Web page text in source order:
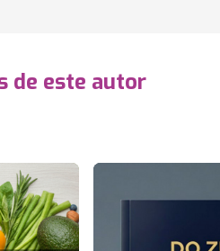
de este autor